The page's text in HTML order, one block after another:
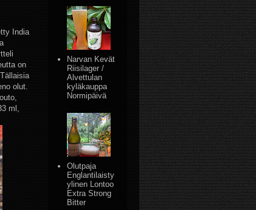
India
on
olut.
ml,
Narvan Kevät
Riisilager /
Alvettulan
kyläkauppa
Normipäivä
Olutpaja
Englantilaisty
ylinen Lontoo
Extra Strong
Bitter